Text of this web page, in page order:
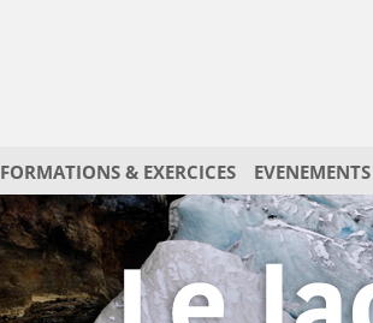
FORMATIONS & EXERCICES EVENEMENTS